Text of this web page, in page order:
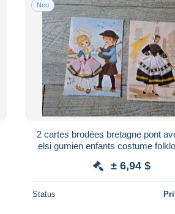
Neu
2 cartes brodées bretagne pont
elsi gumien enfants costume folklore carte
± 6,94 $
Status